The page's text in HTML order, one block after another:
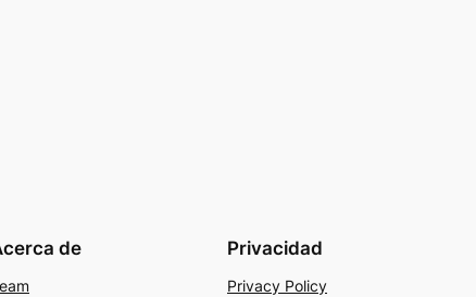
de Privacidad
Privacy Policy